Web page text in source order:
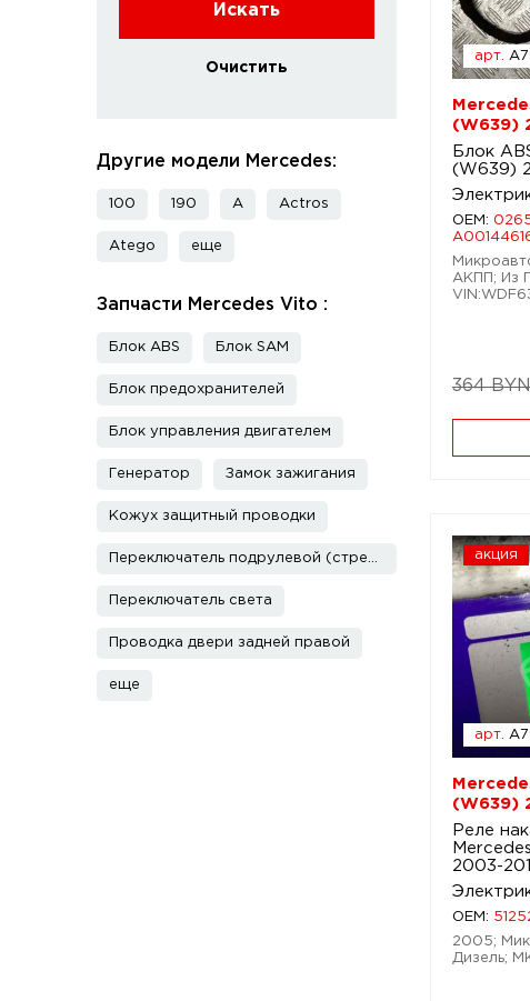
Искать
Очистить
Другие модели Mercedes:
100 190 A Actros
Atego еще
Запчасти Mercedes Vito :
Блок ABS Блок SAM
Блок предохранителей
Блок управления двигателем
Генератор Замок зажигания
Кожух защитный проводки
Переключатель света
Проводка двери задней правой
еще
арт.
(W639)
Блок
(W639)
OEM:
АКПП; Из
364 BYN
акция
арт.
(W639)
Реле
2003-
OEM:
2005;
Дизель;